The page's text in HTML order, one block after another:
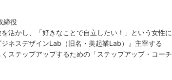
締役
活かし、「好きなことで自立したい！」という女性に
ネスデザインLab（旧名・美起業Lab）』主宰する
ステップアップするための「ステップアップ・コーチ